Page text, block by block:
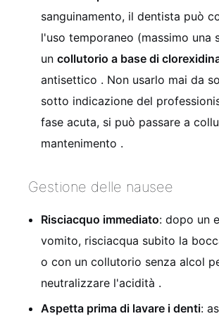
sanguinamento, il dentista può
l'uso temporaneo (massimo una
un collutorio a base di
antisettico . Non usarlo mai da
sotto indicazione del
fase acuta, si può passare a
mantenimento .
Gestione delle nausee
Risciacquo immediato: dopo un
vomito, risciacqua subito la
o con un collutorio senza alcol
neutralizzare l'acidità .
Aspetta prima di lavare i denti: